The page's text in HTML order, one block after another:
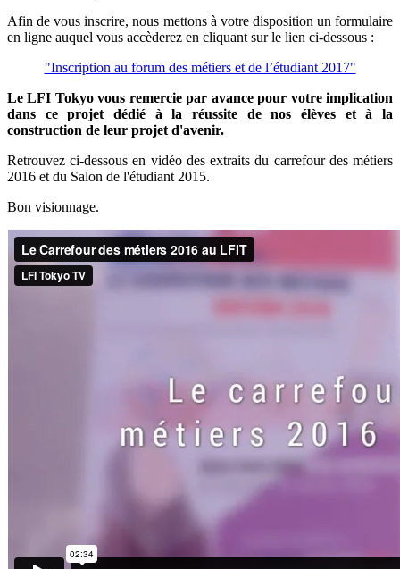
Afin de vous inscrire, nous mettons à votre disposition un formulaire
en ligne auquel vous accèderez en cliquant sur le lien ci-dessous :
"Inscription au forum des métiers et de l’étudiant 2017"
Le LFI Tokyo vous remercie par avance pour votre implication
dans ce projet dédié à la réussite de nos élèves et à la
construction de leur projet d'avenir.
Retrouvez ci-dessous en vidéo des extraits du carrefour des métiers
2016 et du Salon de l'étudiant 2015.
Bon visionnage.